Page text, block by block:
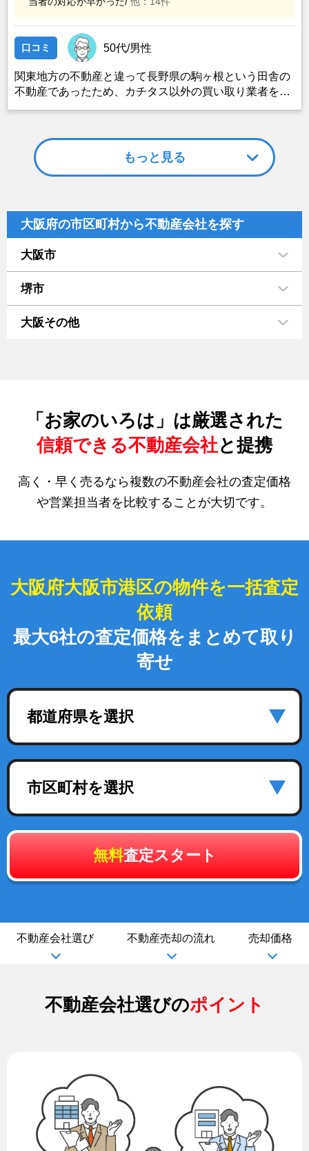
口コミ 50代/男性
関東地方の不動産と違って長野県の駒ヶ根という田舎の
不動産であったため、カチタス以外の買い取り業者をみ
も空き家の状態で不動産を残しておけないと考えて売却
を決めた。
もっと見る
大阪府の市区町村から不動産会社を探す
大阪市
堺市
大阪その他
「お家のいろは」は厳選された
信頼できる不動産会社と提携
高く・早く売るなら複数の不動産会社の査定価格
や営業担当者を比較することが大切です。
大阪府大阪市港区の物件を一括査定
依頼
最大6社の査定価格をまとめて取り
寄せ
都道府県を選択
市区町村を選択
無料査定スタート
不動産会社選び 不動産売却の流れ 売却価格
不動産会社選びのポイント